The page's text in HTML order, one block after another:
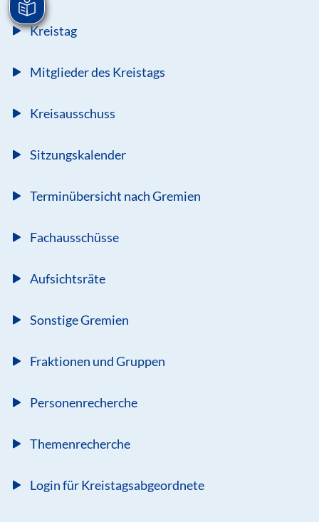
Kreistag
Mitglieder des Kreistags
Kreisausschuss
Sitzungskalender
Terminübersicht nach Gremien
Fachausschüsse
Aufsichtsräte
Sonstige Gremien
Fraktionen und Gruppen
Personenrecherche
Themenrecherche
Login für Kreistagsabgeordnete